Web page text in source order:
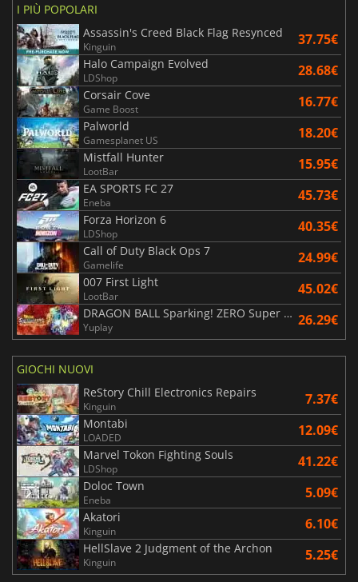
I PIÙ POPOLARI
Assassin's Creed Black Flag Resynced
Kinguin 37.75€
Halo Campaign Evolved
LDShop 28.68€
Corsair Cove
Game Boost 16.77€
Palworld
Gamesplanet US 18.20€
Mistfall Hunter
LootBar 15.95€
EA SPORTS FC 27
Eneba 45.73€
Forza Horizon 6
LDShop 40.35€
Call of Duty Black Ops 7
Gamelife 24.99€
007 First Light
LootBar 45.02€
DRAGON BALL Sparking! ZERO Super Limit Breaking NEO
Yuplay 26.29€
GIOCHI NUOVI
ReStory Chill Electronics Repairs
Kinguin 7.37€
Montabi
LOADED 12.09€
Marvel Tokon Fighting Souls
LDShop 41.22€
Doloc Town
Eneba 5.09€
Akatori
Kinguin 6.10€
HellSlave 2 Judgment of the Archon
Kinguin 5.25€